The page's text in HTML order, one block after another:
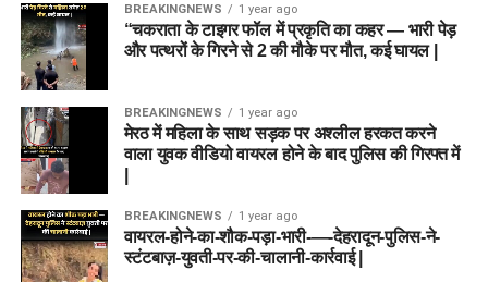
BREAKINGNEWS 1 year ago
“चकराता के टाइगर फॉल में प्रकृति का कहर — भारी पेड़
और पत्थरों के गिरने से 2 की मौके पर मौत, कई घायल |
BREAKINGNEWS 1 year ago
मेरठ में महिला के साथ सड़क पर अश्लील हरकत करने
वाला युवक वीडियो वायरल होने के बाद पुलिस की गिरफ्त में
BREAKINGNEWS 1 year ago
वायरल-होने-का-शौक-पड़ा-भारी-—-देहरादून-पुलिस-ने-
स्टंटबाज़-युवती-पर-की-चालानी-कार्रवाई |